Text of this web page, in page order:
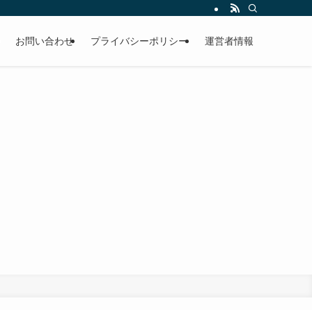
全力サポート。メーカー評判、選び方のコツ、メンテナンス方法も網羅。
お問い合わせ プライバシーポリシー 運営者情報